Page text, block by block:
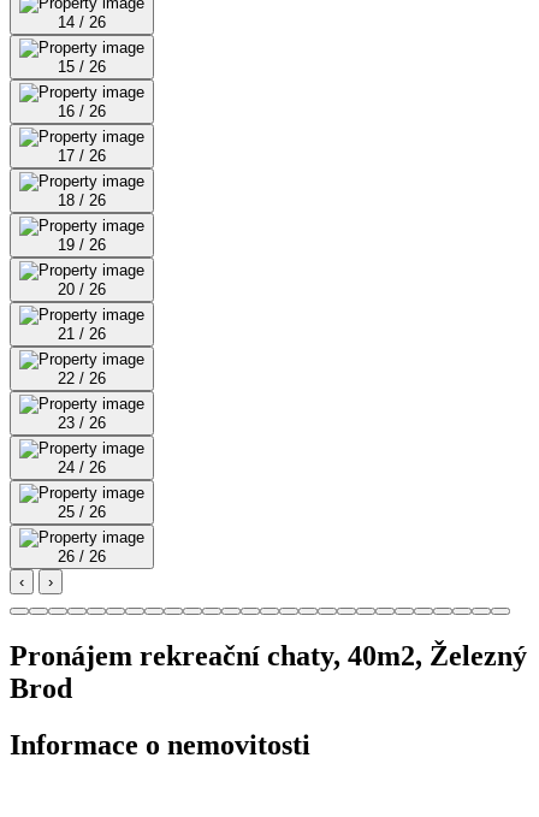
14 / 26
15 / 26
16 / 26
17 / 26
18 / 26
19 / 26
20 / 26
21 / 26
22 / 26
23 / 26
24 / 26
25 / 26
26 / 26
‹
›
Pronájem rekreační chaty, 40m2, Železný
Brod
Informace o nemovitosti